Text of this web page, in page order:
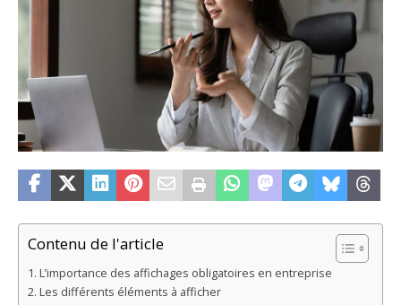
Contenu de l'article
L’importance des affichages obligatoires en entreprise
Les différents éléments à afficher